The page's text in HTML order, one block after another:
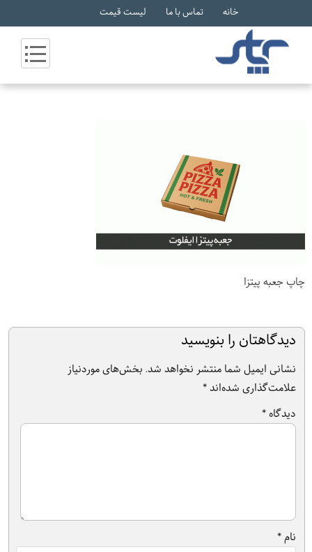
خانه تماس با ما لیست قیمت
چاپ جعبه پیتزا
دیدگاهتان را بنویسید
نشانی ایمیل شما منتشر نخواهد شد. بخش‌های موردنیاز
علامت‌گذاری شده‌اند *
دیدگاه *
نام *